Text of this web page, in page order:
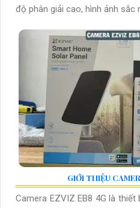
độ phân giải cao, hình ảnh sắc
GIỚI THIỆU
Camera EZVIZ EB8 4G là